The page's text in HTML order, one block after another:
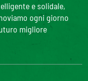
e solidale,
ogni giorno
migliore